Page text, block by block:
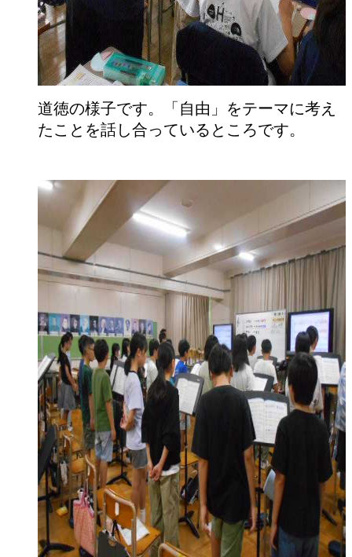
道徳の様子です。「自由」をテーマに考え
たことを話し合っているところです。